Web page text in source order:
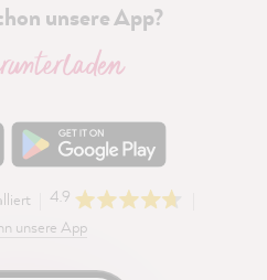
unsere App?
4.9
unsere App